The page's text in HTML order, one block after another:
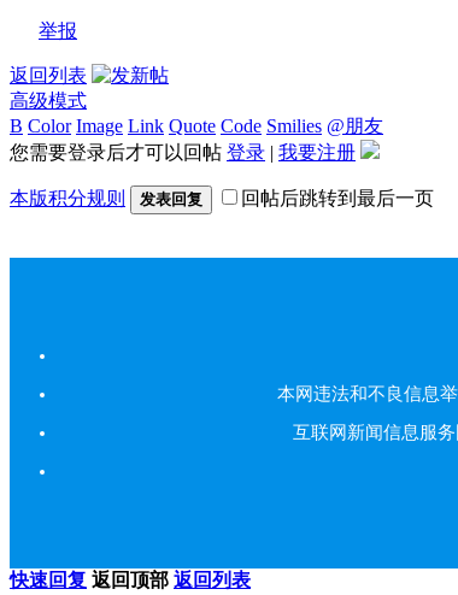
举报
返回列表
高级模式
B Color Image Link Quote Code Smilies @朋友
您需要登录后才可以回帖 登录 | 我要注册
本版积分规则 发表回复 回帖后跳转到最后一页
本网违法和不良信息
互联网新闻信息服
快速回复 返回顶部 返回列表